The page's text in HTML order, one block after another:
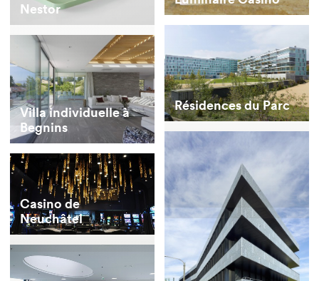
Nestor
Résidences du Parc
Villa individuelle à
Begnins
Casino de
Neuchâtel